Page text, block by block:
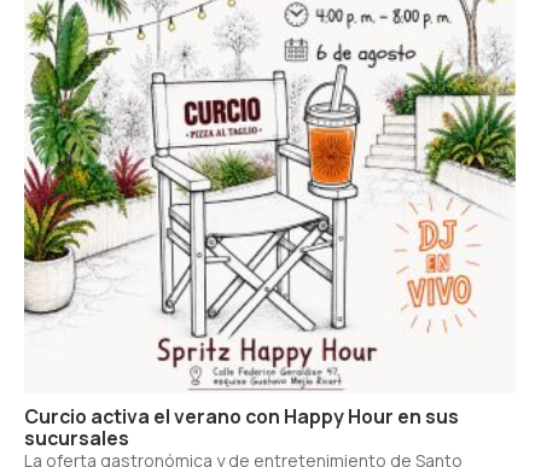
Curcio activa el verano con Happy Hour en sus
sucursales
La oferta gastronómica y de entretenimiento de Santo